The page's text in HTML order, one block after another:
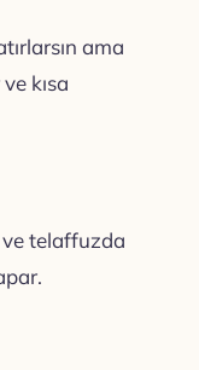
ama
kısa
telaffuzda